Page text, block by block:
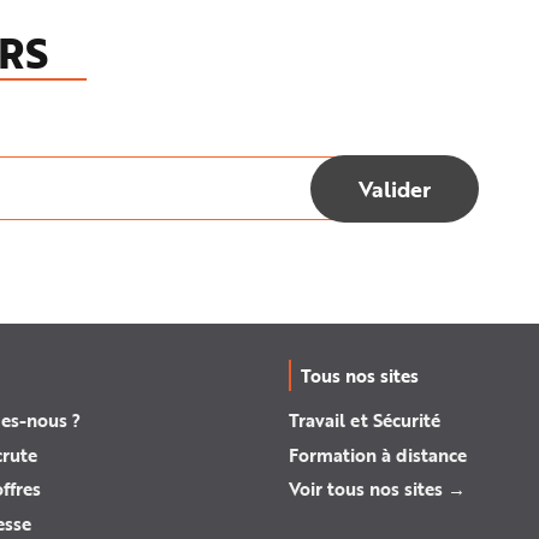
nous ?
Tous nos sites
Travail et Sécurité
Formation à distance
Voir tous nos sites →